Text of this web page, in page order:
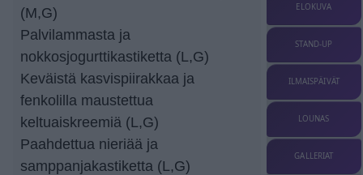
(M,G)
Palvilammasta ja
nokkosjogurttikastiketta (L,G)
Keväistä kasvispiirakkaa ja
fenkolilla maustettua
keltuaiskreemiä (L,G)
Paahdettua nieriää ja
samppanjakastiketta (L,G)
ELOKUVA
STAND-UP
ILMAISPÄIVÄT
LOUNAS
GALLERIAT